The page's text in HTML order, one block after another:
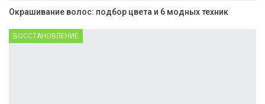
Окрашивание волос: подбор цвета и 6 модных техник
ВОССТАНОВЛЕНИЕ